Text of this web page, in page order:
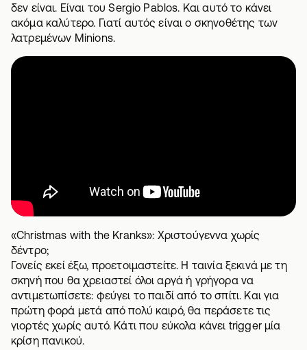
δεν είναι. Είναι του Sergio Pablos. Και αυτό το κάνει
ακόμα καλύτερο. Γιατί αυτός είναι ο σκηνοθέτης των
λατρεμένων Minions.
«Christmas with the Kranks»: Χριστούγεννα χωρίς
δέντρο;
Γονείς εκεί έξω, προετοιμαστείτε. Η ταινία ξεκινά με τη
σκηνή που θα χρειαστεί όλοι αργά ή γρήγορα να
αντιμετωπίσετε: φεύγει το παιδί από το σπίτι. Και για
πρώτη φορά μετά από πολύ καιρό, θα περάσετε τις
γιορτές χωρίς αυτό. Κάτι που εύκολα κάνει trigger μία
κρίση πανικού.